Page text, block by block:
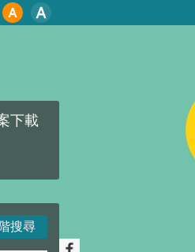
下載
搜尋